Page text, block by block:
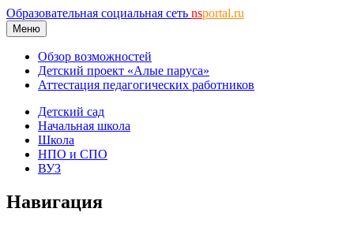
Образовательная социальная сеть nsportal.ru
Меню
Обзор возможностей
Детский проект «Алые паруса»
Аттестация педагогических работников
Детский сад
Начальная школа
Школа
НПО и СПО
ВУЗ
Навигация